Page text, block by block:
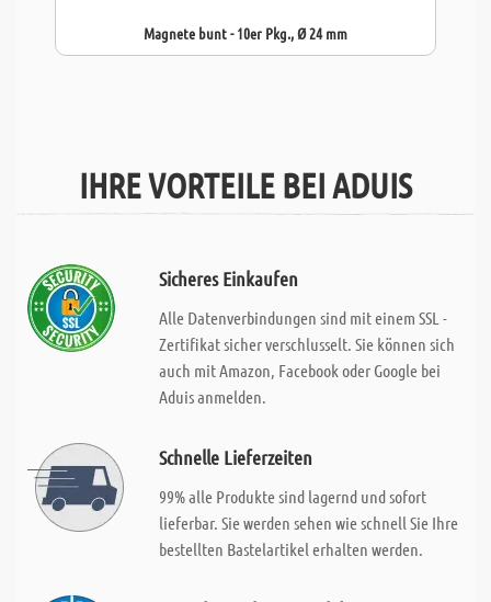
Magnete bunt - 10er Pkg., Ø 24 mm
IHRE VORTEILE BEI ADUIS
Sicheres Einkaufen
Alle Datenverbindungen sind mit einem SSL -
Zertifikat sicher verschlusselt. Sie können sich
auch mit Amazon, Facebook oder Google bei
Aduis anmelden.
Schnelle Lieferzeiten
99% alle Produkte sind lagernd und sofort
lieferbar. Sie werden sehen wie schnell Sie Ihre
bestellten Bastelartikel erhalten werden.